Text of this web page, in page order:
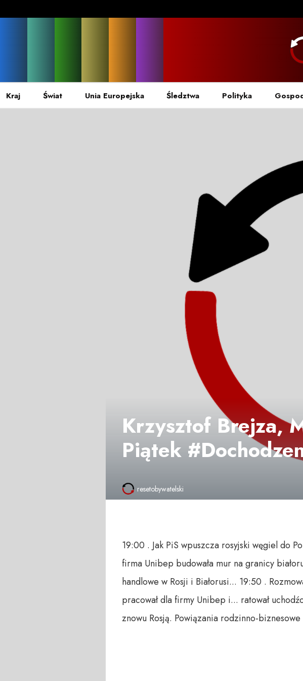
Kraj Świat Unia Europejska Śledztwa Polityka
Krzysztof Brejza,
Piątek
resetobywatelski
19:00 . Jak PiS wpuszcza rosyjski węgiel do
firma Unibep budowała mur na granicy
handlowe w Rosji i Białorusi... 19:50 .
pracował dla firmy Unibep i... ratował
znowu Rosją. Powiązania rodzinno-